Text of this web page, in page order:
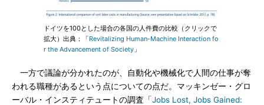
ドイツを100とした場合の各国の人件費の比較（クリックで
拡大）出典：「Revitalizing Human-Machine Interaction fo
r the Advancement of Society 」
一方で議論が分かれたのが、自動化や機械化で人間の仕事が奪
われる職種があるという点についての点だ。マッキンゼー・グロ
ーバル・インスティテュートの調査「Jobs Lost, Jobs Gained: